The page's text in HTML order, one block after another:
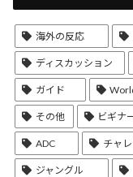
海外の反応
ディスカッション
ガイド
その他 ビギナ
ADC チャ
ジャングル